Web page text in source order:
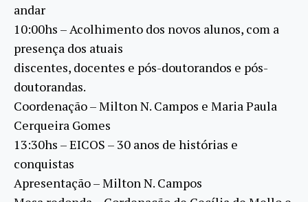
andar
10:00hs – Acolhimento dos novos alunos, com a
presença dos atuais
discentes, docentes e pós-doutorandos e pós-
doutorandas.
Coordenação – Milton N. Campos e Maria Paula
Cerqueira Gomes
13:30hs – EICOS – 30 anos de histórias e
conquistas
Apresentação – Milton N. Campos